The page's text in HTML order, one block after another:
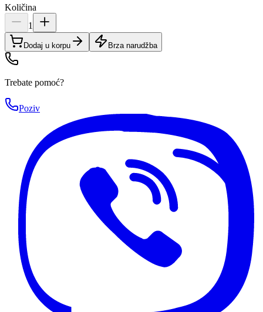
Količina
1
Dodaj u korpu Brza narudžba
Trebate pomoć?
Poziv